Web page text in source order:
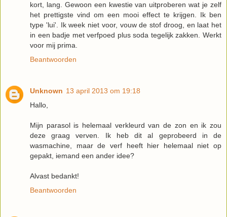
kort, lang. Gewoon een kwestie van uitproberen wat je zelf
het prettigste vind om een mooi effect te krijgen. Ik ben
type 'lui'. Ik week niet voor, vouw de stof droog, en laat het
in een badje met verfpoed plus soda tegelijk zakken. Werkt
voor mij prima.
Beantwoorden
Unknown 13 april 2013 om 19:18
Hallo,
Mijn parasol is helemaal verkleurd van de zon en ik zou
deze graag verven. Ik heb dit al geprobeerd in de
wasmachine, maar de verf heeft hier helemaal niet op
gepakt, iemand een ander idee?
Alvast bedankt!
Beantwoorden